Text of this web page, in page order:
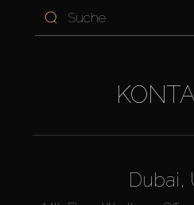
Dubai,